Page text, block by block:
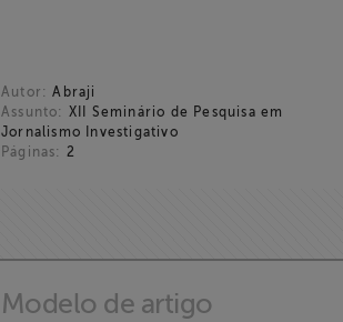
Autor: Abraji
Assunto: XII Seminário de Pesquisa em
Jornalismo Investigativo
Páginas: 2
Modelo de artigo